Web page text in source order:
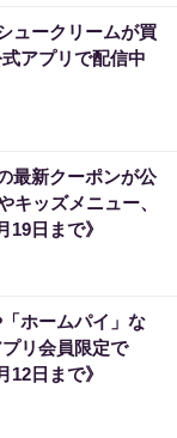
ュークリームが買
アプリで配信中
最新クーポンが公
キッズメニュー、
19日まで》
ホームパイ」な
リ会員限定で
12日まで》